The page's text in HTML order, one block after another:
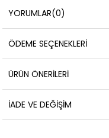
YORUMLAR(0)
ÖDEME SEÇENEKLERI
ÜRÜN ÖNERILERI
İADE VE DEĞIŞIM